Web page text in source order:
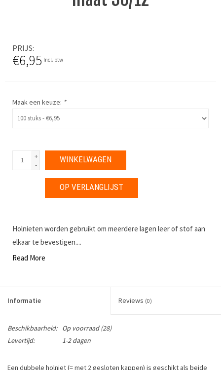
PRIJS
€6,95 Incl. btw
Maak een keuze: *
+
-
WINKELWAGEN
OP VERLANGLIJST
Holnieten worden gebruikt om meerdere lagen leer of stof aan
elkaar te bevestigen....
Read More
Informatie Reviews (0)
Beschikbaarheid: Op voorraad(28)
Levertijd:
1-2 dagen
Een dubbele holniet (= met 2 gesloten kappen) is geschikt als beide